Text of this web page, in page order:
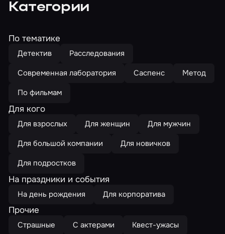
Категории
По тематике
Детектив
Расследования
Современная лаборатория
Саспенс
Метод
По фильмам
Для кого
Для взрослых Для женщин
Для мужчин
Для большой компании
Для новичков
Для подростков
На праздники и события
На день рождения Для корпоратива
Прочие
Страшные С актерами
Квест-ужасы